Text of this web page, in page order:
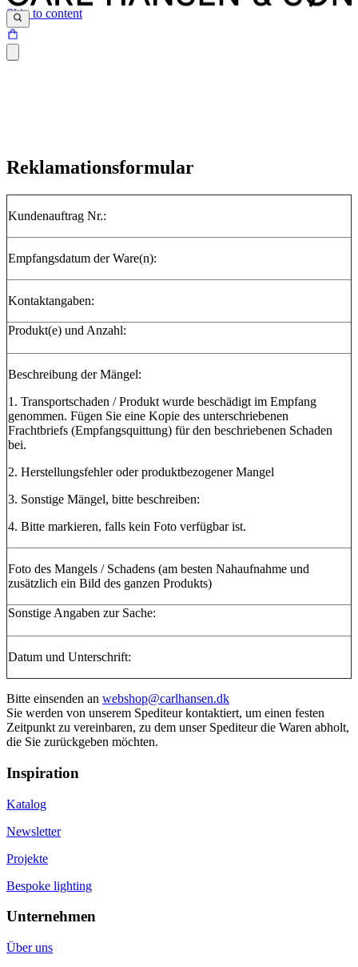
Skip to content
Reklamationsformular
Kundenauftrag Nr.:
Empfangsdatum der Ware(n):
Kontaktangaben:
Produkt(e) und Anzahl:
Beschreibung der Mängel:
1. Transportschaden / Produkt wurde beschädigt im Empfang
genommen. Fügen Sie eine Kopie des unterschriebenen
Frachtbriefs (Empfangsquittung) für den beschriebenen Schaden
bei.
2. Herstellungsfehler oder produktbezogener Mangel
3. Sonstige Mängel, bitte beschreiben:
4. Bitte markieren, falls kein Foto verfügbar ist.
Foto des Mangels / Schadens (am besten Nahaufnahme und
zusätzlich ein Bild des ganzen Produkts)
Sonstige Angaben zur Sache:
Datum und Unterschrift:
Bitte einsenden an webshop@carlhansen.dk
Sie werden von unserem Spediteur kontaktiert, um einen festen
Zeitpunkt zu vereinbaren, zu dem unser Spediteur die Waren abholt,
die Sie zurückgeben möchten.
Inspiration
Katalog
Newsletter
Projekte
Bespoke lighting
Unternehmen
Über uns